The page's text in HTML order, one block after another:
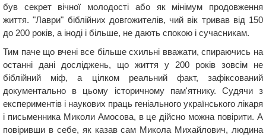
був секрет вічної молодості або як мінімум продовження
життя. "Лаври" біблійних довгожителів, чий вік тривав від 150
до 200 років, а іноді і більше, не дають спокою і сучасникам.
Тим паче що вчені все більше схильні вважати, спираючись на
останні дані досліджень, що життя у 200 років зовсім не
біблійний міф, а цілком реальний факт, зафіксований
документально в цьому історичному пам'ятнику. Судячи з
експериментів і наукових праць геніального українського лікаря
і письменника Миколи Амосова, в це дійсно можна повірити. А
повіривши в себе, як казав сам Микола Михайлович, людина